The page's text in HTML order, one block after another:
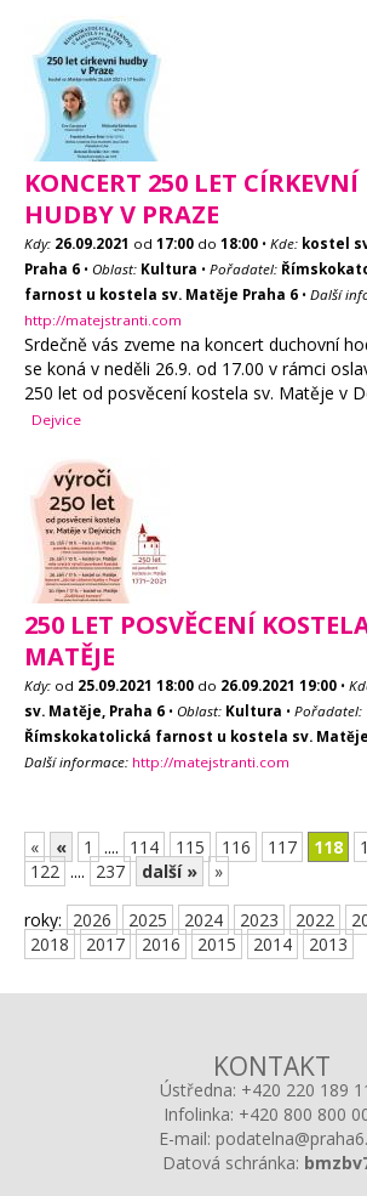
KONCERT 250 LET CÍRKEVNÍ
HUDBY V PRAZE
Kdy: 26.09.2021 od 17:00 do 18:00 • Kde: kostel
Praha 6 • Oblast: Kultura • Pořadatel:
farnost u kostela sv. Matěje Praha 6 • Další
http://matejstranti.com
Srdečně vás zveme na koncert duchovní
se koná v neděli 26.9. od 17.00 v rámci
250 let od posvěcení kostela sv. Matěje v
Dejvice
250 LET POSVĚCENÍ
MATĚJE
Kdy: od 25.09.2021 18:00 do 26.09.2021 19:00 •
sv. Matěje, Praha 6 • Oblast: Kultura • Pořadatel:
Římskokatolická farnost u kostela sv.
Další informace: http://matejstranti.com
« « 1 .... 114 115 116 117 118
122 .... 237 další » »
roky: 2026 2025 2024 2023 2022
2018
2017 2016 2015 2014 2013
KONTAKT
Ústředna: +420 220 189
Infolinka: +420 800 800
E-mail:
Datová schránka: